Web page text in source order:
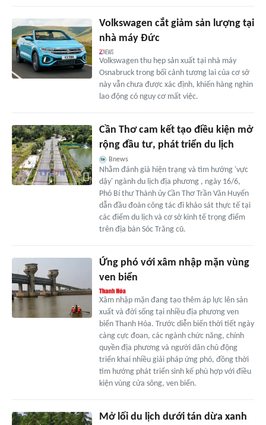
Volkswagen cắt giảm sản lượng tại
nhà máy Đức
Volkswagen thu hẹp sản xuất tại nhà máy
Osnabruck trong bối cảnh tương lai của cơ sở
này vẫn chưa được xác định, khiến hàng nghìn
lao động có nguy cơ mất việc.
Cần Thơ cam kết tạo điều kiện mở
rộng đầu tư, phát triển du lịch
Bnews
Nhằm đánh giá hiện trạng và tìm hướng 'vực
dậy' ngành du lịch địa phương , ngày 16/6,
Phó Bí thư Thành ủy Cần Thơ Trần Văn Huyến
dẫn đầu đoàn công tác đi khảo sát thực tế tại
các điểm du lịch và cơ sở kinh tế trọng điểm
trên địa bàn Sóc Trăng cũ.
Ứng phó với xâm nhập mặn vùng
ven biển
Xâm nhập mặn đang tạo thêm áp lực lên sản
xuất và đời sống tại nhiều địa phương ven
biển Thanh Hóa. Trước diễn biến thời tiết ngày
càng cực đoan, các ngành chức năng, chính
quyền địa phương và người dân chủ động
triển khai nhiều giải pháp ứng phó, đồng thời
tìm hướng phát triển sinh kế phù hợp với điều
kiện vùng cửa sông, ven biển.
Mở lối du lịch dưới tán dừa xanh